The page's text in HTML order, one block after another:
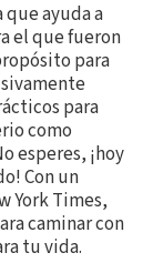
que ayuda a
el que fueron
para
para
como
esperes, ¡hoy
Con un
York Times,
caminar con
tu vida.